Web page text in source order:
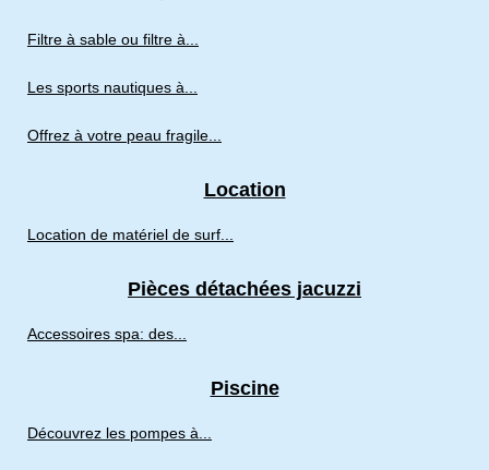
Filtre à sable ou filtre à...
Les sports nautiques à...
Offrez à votre peau fragile...
Location
Location de matériel de surf...
Pièces détachées jacuzzi
Accessoires spa: des...
Piscine
Découvrez les pompes à...